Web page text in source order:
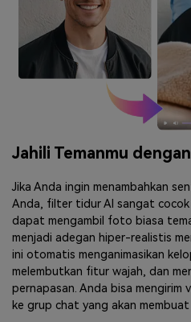
Jahili Temanmu
Jika Anda ingin menambahkan
Anda, filter tidur AI sangat cocok
dapat mengambil foto biasa
menjadi adegan hiper-realistis
ini otomatis menganimasikan
melembutkan fitur wajah, dan
pernapasan. Anda bisa
ke grup chat yang akan